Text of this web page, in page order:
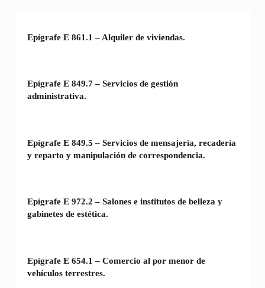
Epígrafe E 861.1 – Alquiler de viviendas.
Epígrafe E 849.7 – Servicios de gestión
administrativa.
Epígrafe E 849.5 – Servicios de mensajería, recadería
y reparto y manipulación de correspondencia.
Epígrafe E 972.2 – Salones e institutos de belleza y
gabinetes de estética.
Epígrafe E 654.1 – Comercio al por menor de
vehículos terrestres.